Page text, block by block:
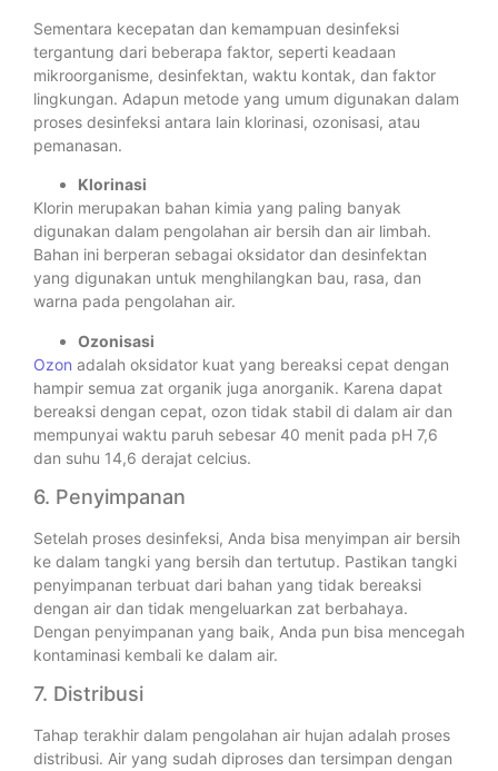
Sementara kecepatan dan kemampuan desinfeksi
tergantung dari beberapa faktor, seperti keadaan
mikroorganisme, desinfektan, waktu kontak, dan faktor
lingkungan. Adapun metode yang umum digunakan dalam
proses desinfeksi antara lain klorinasi, ozonisasi, atau
pemanasan.
Klorinasi
Klorin merupakan bahan kimia yang paling banyak
digunakan dalam pengolahan air bersih dan air limbah.
Bahan ini berperan sebagai oksidator dan desinfektan
yang digunakan untuk menghilangkan bau, rasa, dan
warna pada pengolahan air.
Ozonisasi
Ozon adalah oksidator kuat yang bereaksi cepat dengan
hampir semua zat organik juga anorganik. Karena dapat
bereaksi dengan cepat, ozon tidak stabil di dalam air dan
mempunyai waktu paruh sebesar 40 menit pada pH 7,6
dan suhu 14,6 derajat celcius.
6. Penyimpanan
Setelah proses desinfeksi, Anda bisa menyimpan air bersih
ke dalam tangki yang bersih dan tertutup. Pastikan tangki
penyimpanan terbuat dari bahan yang tidak bereaksi
dengan air dan tidak mengeluarkan zat berbahaya.
Dengan penyimpanan yang baik, Anda pun bisa mencegah
kontaminasi kembali ke dalam air.
7. Distribusi
Tahap terakhir dalam pengolahan air hujan adalah proses
distribusi. Air yang sudah diproses dan tersimpan dengan